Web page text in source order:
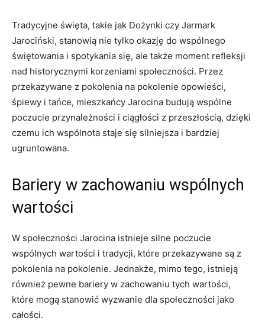
Tradycyjne święta, ⁤takie jak Dożynki czy Jarmark
Jarociński, stanowią nie tylko okazję do wspólnego
‍świętowania i spotykania się, ale ⁤także moment refleksji
nad⁤ historycznymi ‍korzeniami‌ społeczności. Przez
‍przekazywane z⁢ pokolenia ⁣na‍ pokolenie opowieści,
śpiewy i tańce, mieszkańcy ‌Jarocina budują⁤ wspólne
poczucie​ przynależności i ciągłości z‍ przeszłością,⁣ dzięki
czemu ich ‍wspólnota staje się silniejsza i bardziej
ugruntowana.
Bariery w zachowaniu ‌wspólnych
wartości
W społeczności Jarocina ⁢istnieje silne poczucie
‌wspólnych wartości i tradycji, które przekazywane są z
pokolenia na⁣ pokolenie.‍ Jednakże, mimo ​tego, istnieją
⁤również pewne bariery w zachowaniu tych‍ wartości,
które mogą​ stanowić ‌wyzwanie⁤ dla społeczności jako
całości.